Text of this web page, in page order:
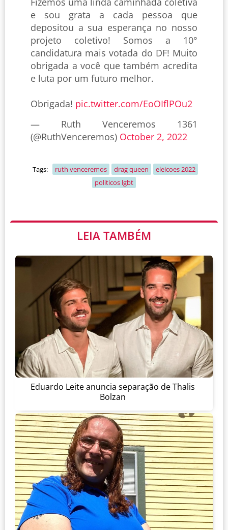
e sou grata a cada pessoa que
depositou a sua esperança no nosso
projeto coletivo! Somos a 10°
candidatura mais votada do DF! Muito
obrigada a você que também acredita
e luta por um futuro melhor.
Obrigada! pic.twitter.com/EoOIflPOu2
— Ruth Venceremos 1361
(@RuthVenceremos) October 2, 2022
Tags: ruth venceremos drag queen
eleicoes 2022
politicos lgbt
LEIA TAMBÉM
Eduardo Leite anuncia separação de Thalis
Bolzan